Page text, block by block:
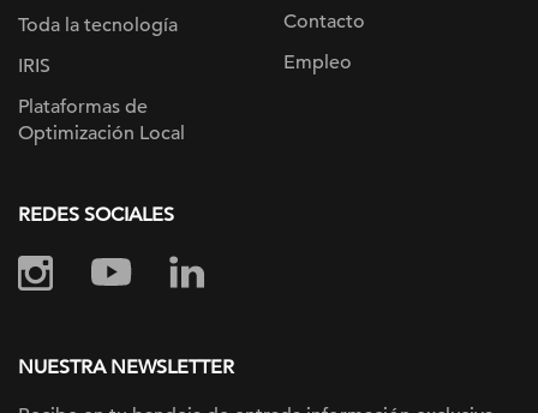
Toda la tecnología
IRIS
Plataformas de
Optimización Local
Contacto
Empleo
REDES SOCIALES
NUESTRA NEWSLETTER